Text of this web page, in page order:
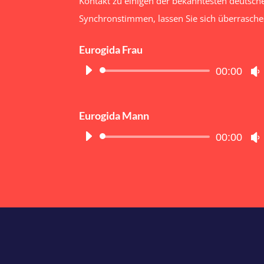
Synchronstimmen, lassen Sie sich
Eurogida Frau
Audio- 00:00
Eurogida Mann
Audio- 00:00